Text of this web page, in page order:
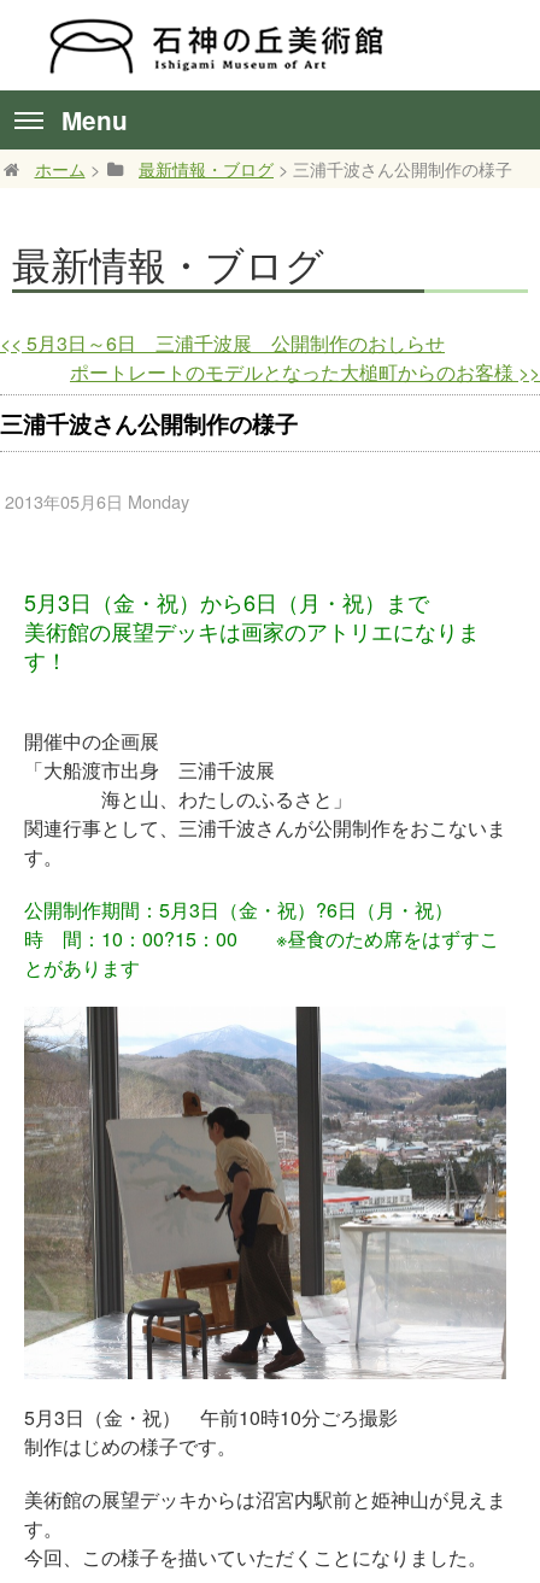
Menu
ホーム > 最新情報・ブログ > 三浦千波さん公開制作の様子
最新情報・ブログ
<< 5月3日～6日 三浦千波展 公開制作のおしらせ
ポートレートのモデルとなった大槌町からのお客様 >>
三浦千波さん公開制作の様子
2013年05月6日 Monday
5月3日（金・祝）から6日（月・祝）まで
美術館の展望デッキは画家のアトリエになりま
す！
開催中の企画展
「大船渡市出身 三浦千波展
海と山、わたしのふるさと」
関連行事として、三浦千波さんが公開制作をおこないま
す。
公開制作期間：5月3日（金・祝）?6日（月・祝）
時 間：10：00?15：00 ※昼食のため席をはずすこ
とがあります
5月3日（金・祝） 午前10時10分ごろ撮影
制作はじめの様子です。
美術館の展望デッキからは沼宮内駅前と姫神山が見えま
す。
今回、この様子を描いていただくことになりました。